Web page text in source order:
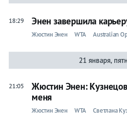
18:29 Энен завершила
Жюстин Энен WTA Australian
21 января,
21:05
Жюстин Энен:
меня
Жюстин Энен WTA Светлана
Прогнозы
Вся
Ролан
Гаррос